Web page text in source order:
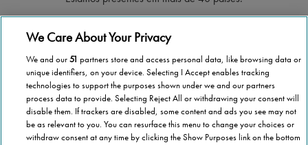
Cobertura nacional
Cobrimos todo o território continental e Ilhas.
We Care About Your Privacy
We and our51 partners store and access personal data, like browsing data or
unique identifiers, on your device. Selecting I Accept enables tracking
technologies to support the purposes shown under we and our partners
process data to provide. Selecting Reject All or withdrawing your consent will
disable them. If trackers are disabled, some content and ads you see may not
be as relevant to you. You can resurface this menu to change your choices or
withdraw consent at any time by clicking the Show Purposes link on the bottom